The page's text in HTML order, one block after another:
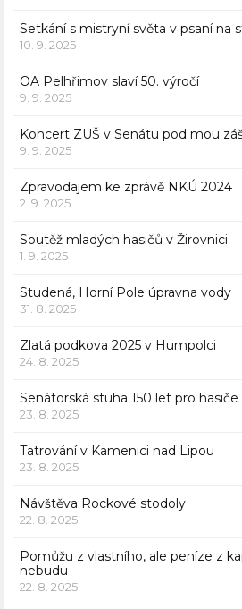
Setkání s mistryní světa v psaní na
10. 9. 2025
OA Pelhřimov slaví 50. výročí
9. 9. 2025
Koncert ZUŠ v Senátu pod mou
9. 9. 2025
Zpravodajem ke zprávě NKÚ 2024
2. 9. 2025
Soutěž mladých hasičů v Žirovnici
1. 9. 2025
Studená, Horní Pole úpravna vody
31. 8. 2025
Zlatá podkova 2025 v Humpolci
24. 8. 2025
Senátorská stuha 150 let pro
23. 8. 2025
Tatrování v Kamenici nad Lipou
23. 8. 2025
Návštěva Rockové stodoly
22. 8. 2025
Pomůžu z vlastního, ale peníze z
nebudu
22. 8. 2025